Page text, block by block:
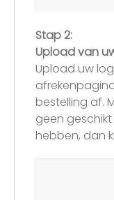
Stap 2:
Upload van
Upload uw
bestelling af.
geen
hebben, dan